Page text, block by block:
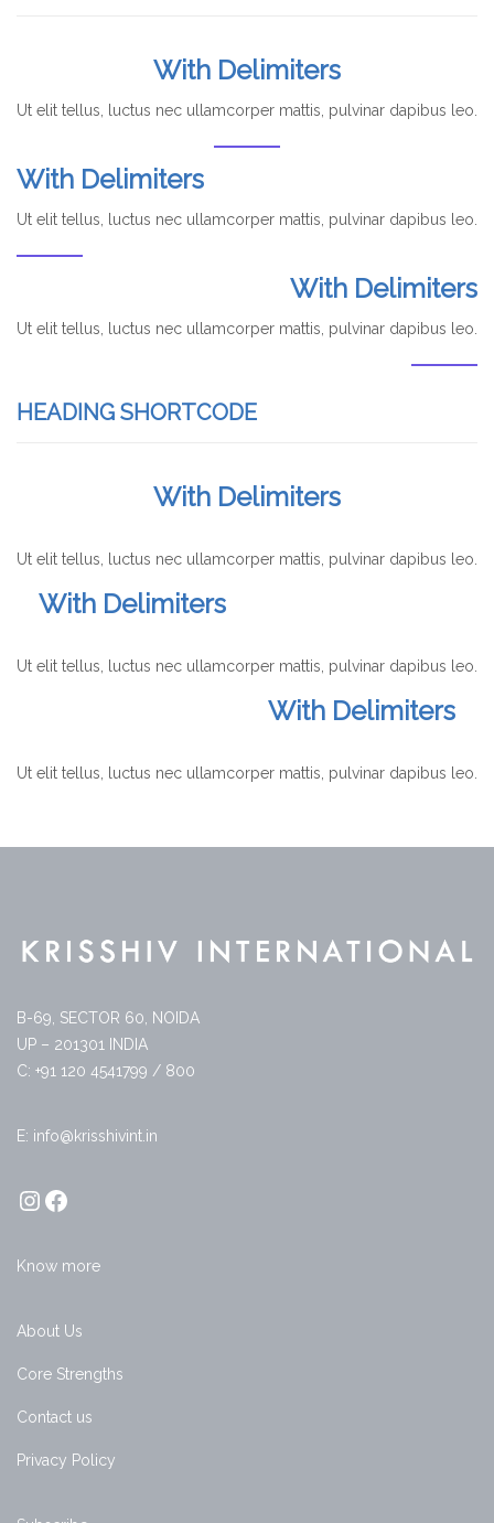
With Delimiters
Ut elit tellus, luctus nec ullamcorper mattis, pulvinar dapibus leo.
With Delimiters
Ut elit tellus, luctus nec ullamcorper mattis, pulvinar dapibus leo.
With Delimiters
Ut elit tellus, luctus nec ullamcorper mattis, pulvinar dapibus leo.
HEADING SHORTCODE
With Delimiters
Ut elit tellus, luctus nec ullamcorper mattis, pulvinar dapibus leo.
With Delimiters
Ut elit tellus, luctus nec ullamcorper mattis, pulvinar dapibus leo.
With Delimiters
Ut elit tellus, luctus nec ullamcorper mattis, pulvinar dapibus leo.
B-69, SECTOR 60, NOIDA
UP – 201301 INDIA
C: +91 120 4541799 / 800
E: info@krisshivint.in
Know more
About Us
Core Strengths
Contact us
Privacy Policy